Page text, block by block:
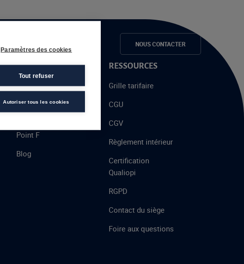
Espace candidats NOUS CONTACTER
À PROPOS
Talent
Point F
Blog
RESSOURCES
Grille tarifaire
CGU
CGV
Règlement intérieur
Certification
Qualiopi
RGPD
Contact du siège
Foire aux questions
Paramètres des cookies
Tout refuser
Autoriser tous les cookies